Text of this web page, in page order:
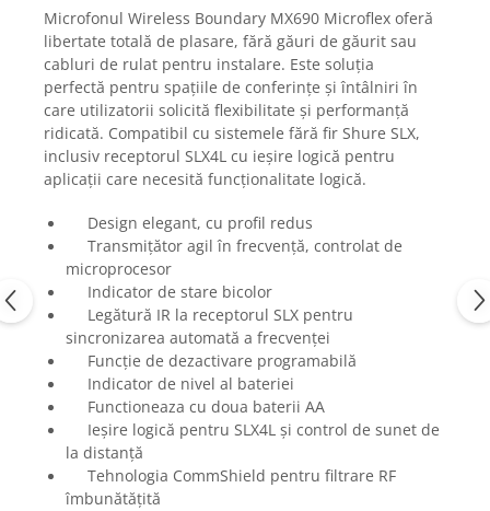
Microfoane
Accesorii pentru Microfoane
Headset-uri si lavaliere
Microfoane cu fir pentru live
Microfoane de captura
Microfoane pentru instrumente
Microfoane USB - Podcast, Gaming
Seturi de microfoane
Sisteme wireless
Mixere
Accesorii mixere
Mixere analogice
Mixere digitale
Mixere pentru DJ
Monitorizare In-Ear
Stative pentru Boxe
Stative pentru Microfoane
Microfonul Wireless Boundary MX690 Microflex oferă
libertate totală de plasare, fără găuri de găurit sau
cabluri de rulat pentru instalare. Este soluția
perfectă pentru spațiile de conferințe și întâlniri în
care utilizatorii solicită flexibilitate și performanță
ridicată. Compatibil cu sistemele fără fir Shure SLX,
inclusiv receptorul SLX4L cu ieșire logică pentru
aplicații care necesită funcționalitate logică.
Design elegant, cu profil redus
Transmițător agil în frecvență, controlat de
microprocesor
Indicator de stare bicolor
Legătură IR la receptorul SLX pentru
sincronizarea automată a frecvenței
Funcție de dezactivare programabilă
Indicator de nivel al bateriei
Functioneaza cu doua baterii AA
Ieșire logică pentru SLX4L și control de sunet de
la distanță
Tehnologia CommShield pentru filtrare RF
îmbunătățită